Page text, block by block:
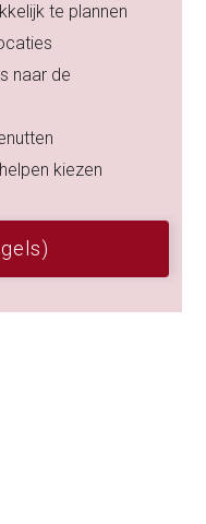
te plannen
naar de
kiezen